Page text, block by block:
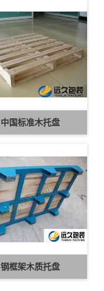
中国标准木托盘
钢框架木质托盘